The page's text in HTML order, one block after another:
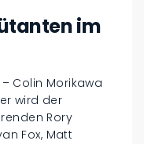
im
Colin Morikawa
wird der
Rory
Fox, Matt